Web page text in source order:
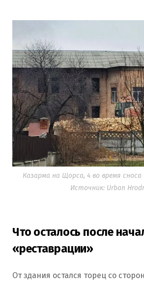
Казарма на Щорса, 4 во время сноса
Источник: Urban
Что осталось после
«реставрации»
От здания остался торец со